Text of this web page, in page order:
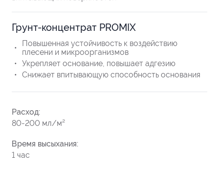
Грунт-концентрат PROMIX
Повышенная устойчивость к воздействию
плесени и микроорганизмов
Укрепляет основание, повышает адгезию
Снижает впитывающую способность основания
Расход:
80-200 мл/м²
Время высыхания:
1 час